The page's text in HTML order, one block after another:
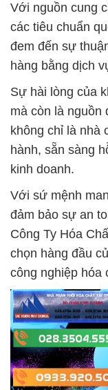
Với nguồn cung
các tiêu chuẩn
đem đến sự
hàng bằng dịch
Sự hài lòng của
mà còn là nguồn
không chỉ là nhà
hành, sẵn sàng
kinh doanh.
Với sứ mệnh
đảm bảo sự an
Công Ty Hóa
chọn hàng đầu
công nghiệp hóa